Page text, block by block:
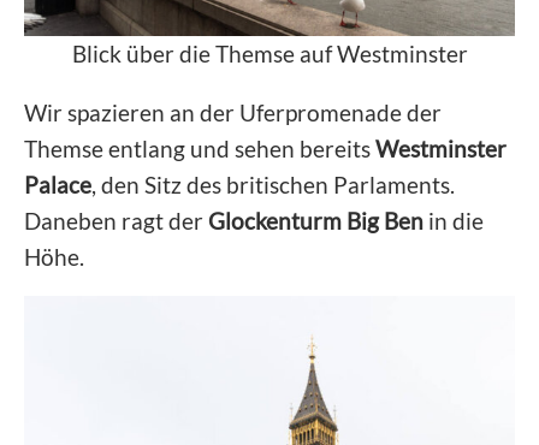
Blick über die Themse auf Westminster
Wir spazieren an der Uferpromenade der
Themse entlang und sehen bereitsWestminster
Palace, den Sitz des britischen Parlaments.
Daneben ragt derGlockenturm Big Ben in die
Höhe.